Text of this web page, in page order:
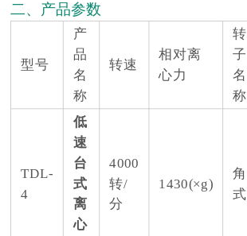
二、产品参数
型号
产
品
名
称
转速
相对离
心力
转
子
名
称
TDL-
4
低
速
台
式
离
心
4000
转/
分
1430(×g)
角
式